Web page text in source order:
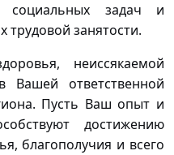
задач и
трудовой занятости.
неиссякаемой
Вашей ответственной
Пусть Ваш опыт и
достижению
благополучия и всего